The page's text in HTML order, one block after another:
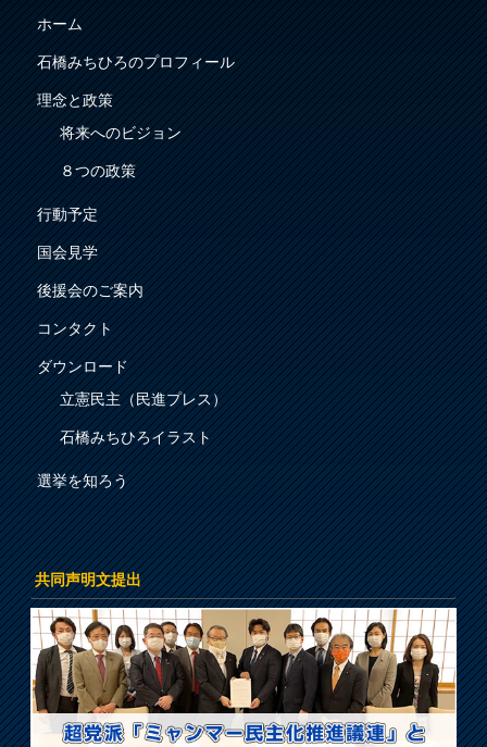
ホーム
石橋みちひろのプロフィール
理念と政策
将来へのビジョン
８つの政策
行動予定
国会見学
後援会のご案内
コンタクト
ダウンロード
立憲民主（民進プレス）
石橋みちひろイラスト
選挙を知ろう
共同声明文提出